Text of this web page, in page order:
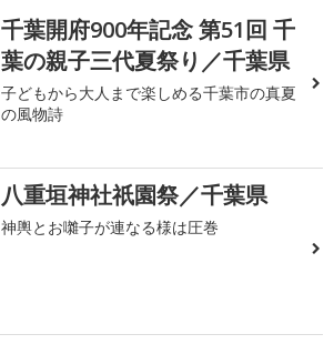
千葉開府900年記念 第51回 千
葉の親子三代夏祭り／千葉県
子どもから大人まで楽しめる千葉市の真夏
の風物詩
八重垣神社祇園祭／千葉県
神輿とお囃子が連なる様は圧巻